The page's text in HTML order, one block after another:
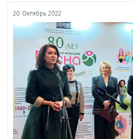
20 Октябрь 2022